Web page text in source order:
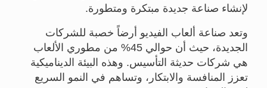
لإنشاء صناعة جديدة مبتكرة ومتطورة.
وتعد صناعة ألعاب الفيديو أرضاً خصبة للشركات
الجديدة، حيث أن حوالي 45% من مطوري الألعاب
هي شركات حديثة التأسيس. وهذه البيئة الديناميكية
تعزز المنافسة والابتكار، وتساهم في النمو السريع